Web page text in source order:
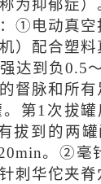
为抑郁症
①电动真空
）配合塑料
达到负0.5
督脉和所
第1次拔
拔到的两
。②毫
刺华佗夹脊